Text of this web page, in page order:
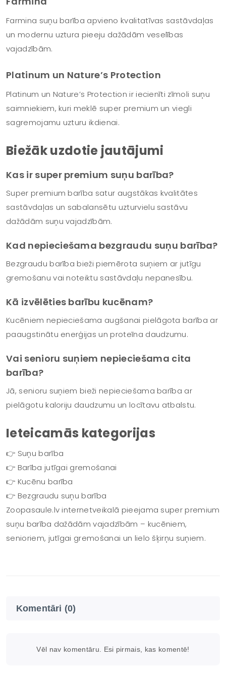
Farmina suņu barība apvieno kvalitatīvas sastāvdaļas
un modernu uztura pieeju dažādām veselības
vajadzībām.
Platinum un Nature’s Protection
Platinum un Nature’s Protection ir iecienīti zīmoli suņu
saimniekiem, kuri meklē super premium un viegli
sagremojamu uzturu ikdienai.
Biežāk uzdotie jautājumi
Kas ir super premium suņu barība?
Super premium barība satur augstākas kvalitātes
sastāvdaļas un sabalansētu uzturvielu sastāvu
dažādām suņu vajadzībām.
Kad nepieciešama bezgraudu suņu barība?
Bezgraudu barība bieži piemērota suņiem ar jutīgu
gremošanu vai noteiktu sastāvdaļu nepanesību.
Kā izvēlēties barību kucēnam?
Kucēniem nepieciešama augšanai pielāgota barība ar
paaugstinātu enerģijas un proteīna daudzumu.
Vai senioru suņiem nepieciešama cita
barība?
Jā, senioru suņiem bieži nepieciešama barība ar
pielāgotu kaloriju daudzumu un locītavu atbalstu.
Ieteicamās kategorijas
👉 Suņu barība
👉 Barība jutīgai gremošanai
👉 Kucēnu barība
👉 Bezgraudu suņu barība
Zoopasaule.lv internetveikalā pieejama super premium
suņu barība dažādām vajadzībām – kucēniem,
senioriem, jutīgai gremošanai un lielo šķirņu suņiem.
Komentāri (0)
Vēl nav komentāru. Esi pirmais, kas komentē!